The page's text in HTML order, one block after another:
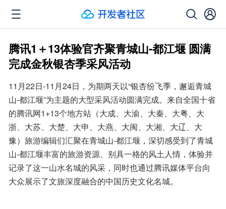
腾讯1＋13体验官齐聚青城山-都江堰 圆满
完成金秋银杏季采风活动
11月22日-11月24日，为期两天以“银杏纷飞季，邂逅青城
山-都江堰”为主题的大型采风活动圆满完成。来自全国十省
的腾讯网1+13个地方站（大成、大渝、大秦、大粤、大
浙、大苏、大楚、大申、大燕、大闽、大湘、大辽、大
豫）旅游编辑们汇聚在青城山-都江堰，深切感受到了青城
山-都江堰丰富的旅游资源、别具一格的风土人情，体验并
记录了这一山水名城的风采，同时也通过腾讯媒体平台向
大众展示了文旅深度融合的中国历史文化名城。